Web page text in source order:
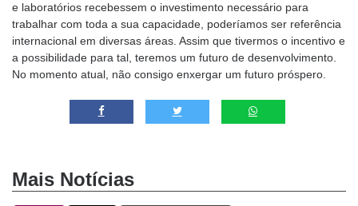
e laboratórios recebessem o investimento necessário para
trabalhar com toda a sua capacidade, poderíamos ser referência
internacional em diversas áreas. Assim que tivermos o incentivo e
a possibilidade para tal, teremos um futuro de desenvolvimento.
No momento atual, não consigo enxergar um futuro próspero.
Mais Notícias